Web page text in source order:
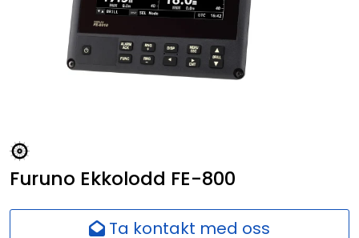
Furuno Ekkolodd FE-800
Ta kontakt med oss
Skjermer
Ansatte